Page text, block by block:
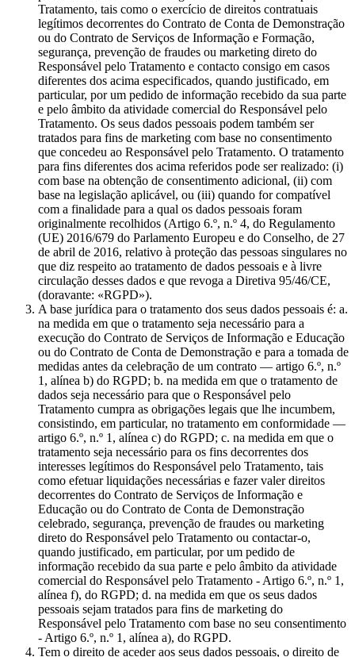
Tratamento, tais como o exercício de direitos contratuais
legítimos decorrentes do Contrato de Conta de Demonstração
ou do Contrato de Serviços de Informação e Formação,
segurança, prevenção de fraudes ou marketing direto do
Responsável pelo Tratamento e contacto consigo em casos
diferentes dos acima especificados, quando justificado, em
particular, por um pedido de informação recebido da sua parte
e pelo âmbito da atividade comercial do Responsável pelo
Tratamento. Os seus dados pessoais podem também ser
tratados para fins de marketing com base no consentimento
que concedeu ao Responsável pelo Tratamento. O tratamento
para fins diferentes dos acima referidos pode ser realizado: (i)
com base na obtenção de consentimento adicional, (ii) com
base na legislação aplicável, ou (iii) quando for compatível
com a finalidade para a qual os dados pessoais foram
originalmente recolhidos (Artigo 6.º, n.º 4, do Regulamento
(UE) 2016/679 do Parlamento Europeu e do Conselho, de 27
de abril de 2016, relativo à proteção das pessoas singulares no
que diz respeito ao tratamento de dados pessoais e à livre
circulação desses dados e que revoga a Diretiva 95/46/CE,
(doravante: «RGPD»).
A base jurídica para o tratamento dos seus dados pessoais é: a.
na medida em que o tratamento seja necessário para a
execução do Contrato de Serviços de Informação e Educação
ou do Contrato de Conta de Demonstração e para a tomada de
medidas antes da celebração de um contrato — artigo 6.º, n.º
1, alínea b) do RGPD; b. na medida em que o tratamento de
dados seja necessário para que o Responsável pelo
Tratamento cumpra as obrigações legais que lhe incumbem,
consistindo, em particular, no tratamento em conformidade —
artigo 6.º, n.º 1, alínea c) do RGPD; c. na medida em que o
tratamento seja necessário para os fins decorrentes dos
interesses legítimos do Responsável pelo Tratamento, tais
como efetuar liquidações necessárias e fazer valer direitos
decorrentes do Contrato de Serviços de Informação e
Educação ou do Contrato de Conta de Demonstração
celebrado, segurança, prevenção de fraudes ou marketing
direto do Responsável pelo Tratamento ou contactar-o,
quando justificado, em particular, por um pedido de
informação recebido da sua parte e pelo âmbito da atividade
comercial do Responsável pelo Tratamento - Artigo 6.º, n.º 1,
alínea f), do RGPD; d. na medida em que os seus dados
pessoais sejam tratados para fins de marketing do
Responsável pelo Tratamento com base no seu consentimento
- Artigo 6.º, n.º 1, alínea a), do RGPD.
Tem o direito de aceder aos seus dados pessoais, o direito de